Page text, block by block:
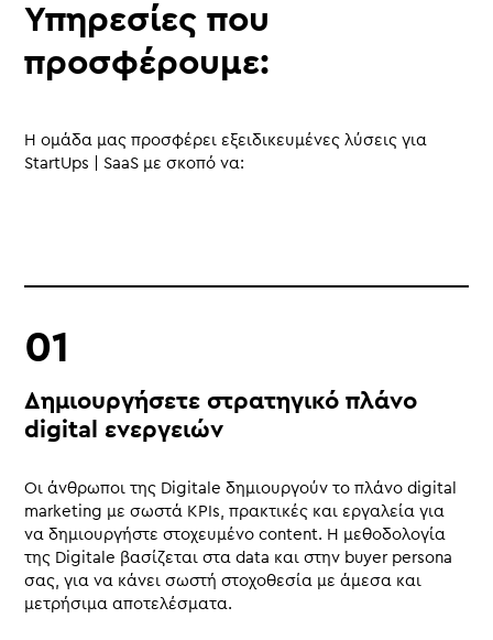
Υπηρεσίες που
προσφέρουμε:
Η ομάδα μας προσφέρει εξειδικευμένες λύσεις για
StartUps | SaaS με σκοπό να:
Δημιουργήσετε στρατηγικό πλάνο
digital ενεργειών
Οι άνθρωποι της Digitale δημιουργούν το πλάνο digital
marketing με σωστά KPIs, πρακτικές και εργαλεία για
να δημιουργήστε στοχευμένο content. Η μεθοδολογία
της Digitale βασίζεται στα data και στην buyer persona
σας, για να κάνει σωστή στοχοθεσία με άμεσα και
μετρήσιμα αποτελέσματα.